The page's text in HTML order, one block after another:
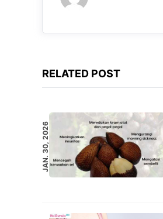
RELATED POST
JAN. 30, 2026